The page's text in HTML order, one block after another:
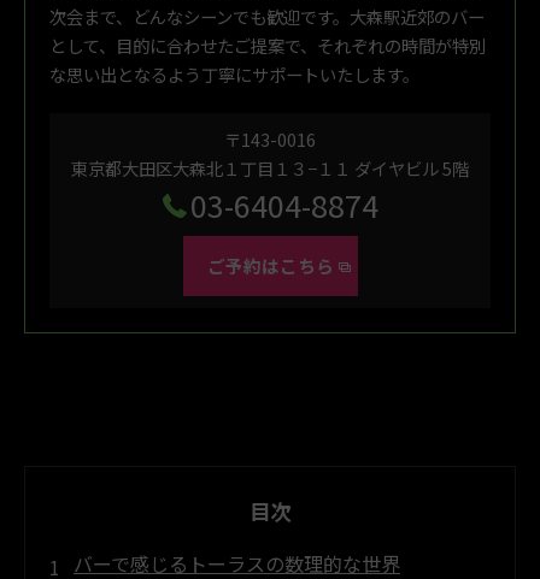
次会まで、どんなシーンでも歓迎です。大森駅近郊のバー
として、目的に合わせたご提案で、それぞれの時間が特別
な思い出となるよう丁寧にサポートいたします。
〒143-0016
東京都大田区大森北１丁目１３−１１ ダイヤビル 5階
03-6404-8874
ご予約はこちら
目次
バーで感じるトーラスの数理的な世界